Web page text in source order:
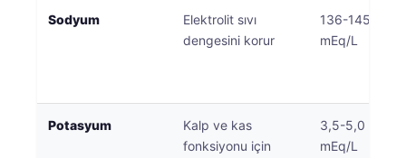
Sodyum
Elektrolit sıvı
dengesini korur
136-145
mEq/L
Potasyum
Kalp ve kas
fonksiyonu için
3,5-5,0
mEq/L